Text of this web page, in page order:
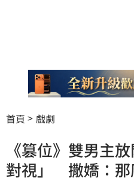
首頁 戲劇
《篡位》雙男主
對視」 撒嬌：那